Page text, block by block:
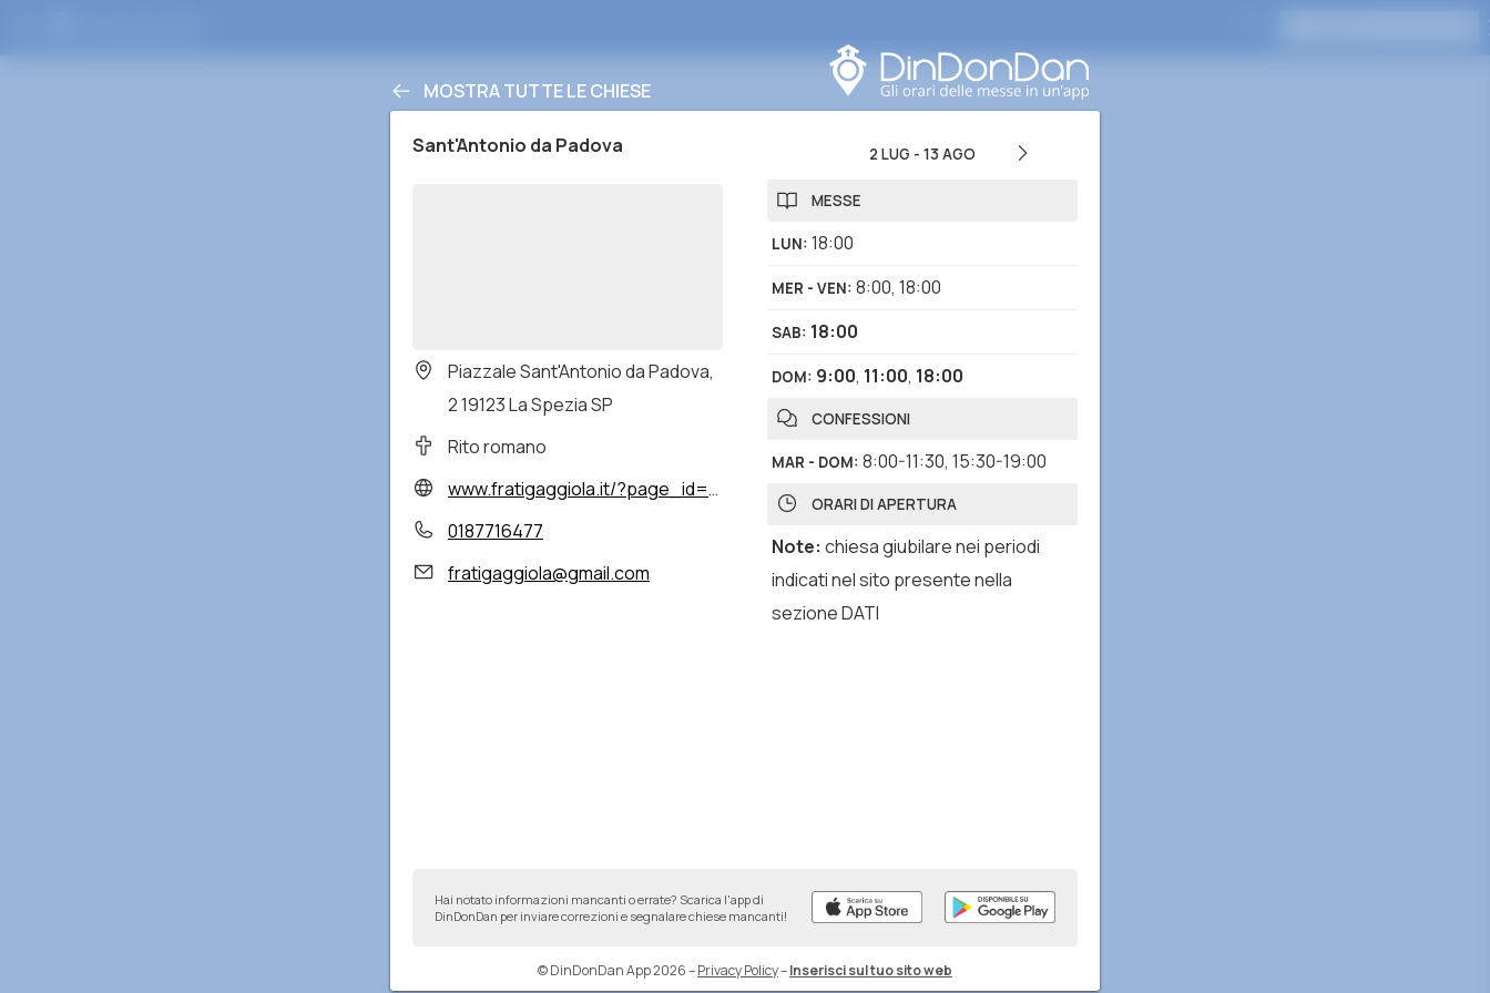
MOSTRA TUTTE LE CHIESE
Sant'Antonio da Padova
Piazzale Sant'Antonio da Padova,
2 19123 La Spezia SP
Rito romano
www.fratigaggiola.it/?page_id=3466
0187716477
fratigaggiola@gmail.com
2 LUG - 13 AGO
MESSE
LUN: 18:00
MER - VEN: 8:00, 18:00
SAB: 18:00
DOM: 9:00, 11:00, 18:00
CONFESSIONI
MAR - DOM: 8:00-11:30, 15:30-19:00
ORARI DI APERTURA
Note: chiesa giubilare nei periodi
indicati nel sito presente nella
sezione DATI
Hai notato informazioni mancanti o errate? Scarica l'app di
DinDonDan per inviare correzioni e segnalare chiese mancanti!
© DinDonDan App 2026–Privacy Policy–Inserisci sul tuo sito web